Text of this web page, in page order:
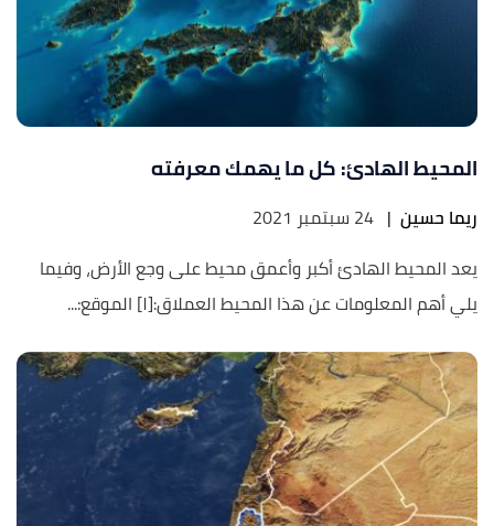
المحيط الهادئ: كل ما يهمك معرفته
ريما حسين | 24 سبتمبر 2021
يعد المحيط الهادئ أكبر وأعمق محيط على وجع الأرض، وفيما
يلي أهم المعلومات عن هذا المحيط العملاق:[١] الموقع:...